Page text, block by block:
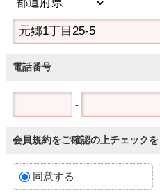
電話番号
-
会員規約をご確認の上チェック
同意する